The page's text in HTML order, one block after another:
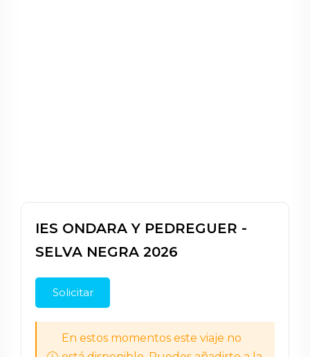
IES ONDARA Y PEDREGUER -
SELVA NEGRA 2026
Solicitar
En estos momentos este viaje no